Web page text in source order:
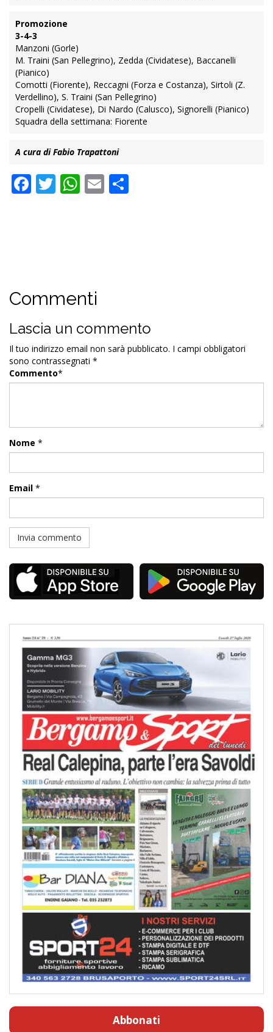
Promozione
3-4-3
Manzoni (Gorle)
M. Traini (San Pellegrino), Zedda (Cividatese), Baccanelli
(Pianico)
Comotti (Fiorente), Reccagni (Forza e Costanza), Sirtoli (Z.
Verdellino), S. Traini (San Pellegrino)
Cropelli (Cividatese), Di Nardo (Calusco), Signorelli (Pianico)
Squadra della settimana: Fiorente
A cura di Fabio Trapattoni
Facebook
Twitter
WhatsApp
Email
Commenti
Lascia un commento
Il tuo indirizzo email non sarà pubblicato. I campi obbligatori
sono contrassegnati *
Commento*
Nome *
Email *
Abbonati